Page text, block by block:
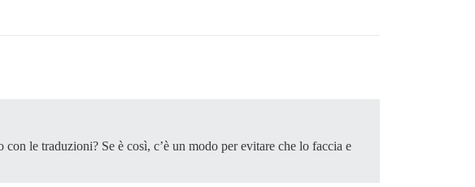
le traduzioni? Se è così, c’è un modo per evitare che lo faccia e